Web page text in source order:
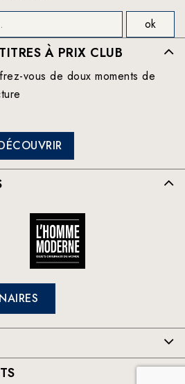
À PRIX CLUB
vous de doux moments de